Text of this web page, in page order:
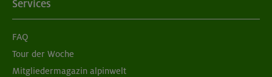
Services
FAQ
Tour der Woche
Mitgliedermagazin alpinwelt